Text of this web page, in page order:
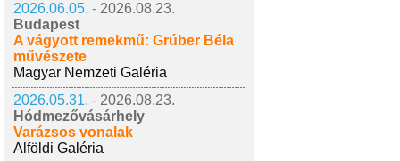
2026.06.05. - 2026.08.23.
Budapest
A vágyott remekmű: Grúber Béla
művészete
Magyar Nemzeti Galéria
2026.05.31. - 2026.08.23.
Hódmezővásárhely
Varázsos vonalak
Alföldi Galéria